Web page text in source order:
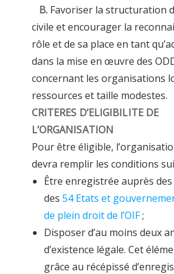
B. Favoriser la structuration
civile et encourager la
rôle et de sa place en tant
dans la mise en œuvre des
concernant les organisations
ressources et taille modestes.
CRITERES D’ELIGIBILITE DE
L’ORGANISATION
Pour être éligible,
devra remplir les conditions
Être enregistrée auprès
des 54 Etats et
de plein droit de l’OIF;
Disposer d’au moins deux
d’existence légale. Cet
grâce au récépissé